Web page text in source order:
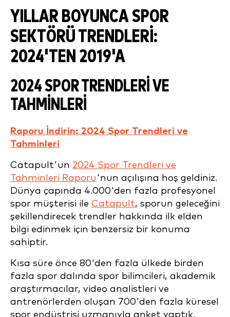
YILLAR BOYUNCA SPOR
SEKTÖRÜ TRENDLERI:
2024'TEN 2019'A
2024 SPOR TRENDLERI VE
TAHMINLERI
Raporu İndirin: 2024 Spor Trendleri ve
Tahminleri
Catapult'un 2024 Spor Trendleri ve
Tahminleri Raporu 'nun açılışına hoş geldiniz.
Dünya çapında 4.000'den fazla profesyonel
spor müşterisi ile Catapult, sporun geleceğini
şekillendirecek trendler hakkında ilk elden
bilgi edinmek için benzersiz bir konuma
sahiptir.
Kısa süre önce 80'den fazla ülkede birden
fazla spor dalında spor bilimcileri, akademik
araştırmacılar, video analistleri ve
antrenörlerden oluşan 700'den fazla küresel
spor endüstrisi uzmanıyla anket yaptık.